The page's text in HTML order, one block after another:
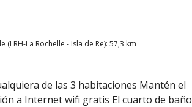
La Rochelle - Isla de Re): 57,3 km
de las 3 habitaciones Mantén el
a Internet wifi gratis El cuarto de baño